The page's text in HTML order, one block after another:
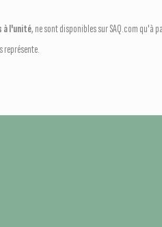
à l'unité, ne sont disponibles sur SAQ.com qu'à
représente.